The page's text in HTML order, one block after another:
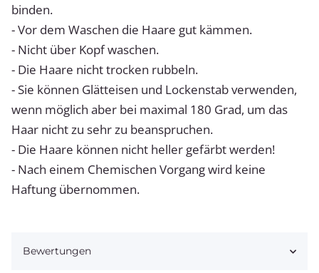
binden.
- Vor dem Waschen die Haare gut kämmen.
- Nicht über Kopf waschen.
- Die Haare nicht trocken rubbeln.
- Sie können Glätteisen und Lockenstab verwenden,
wenn möglich aber bei maximal 180 Grad, um das
Haar nicht zu sehr zu beanspruchen.
- Die Haare können nicht heller gefärbt werden!
- Nach einem Chemischen Vorgang wird keine
Haftung übernommen.
Bewertungen